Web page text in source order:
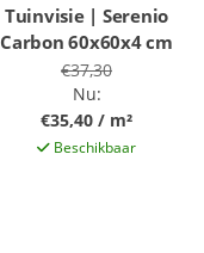
Tuinvisie | Serenio
Carbon 60x60x4 cm
€37,30
Nu:
€35,40 / m²
Beschikbaar